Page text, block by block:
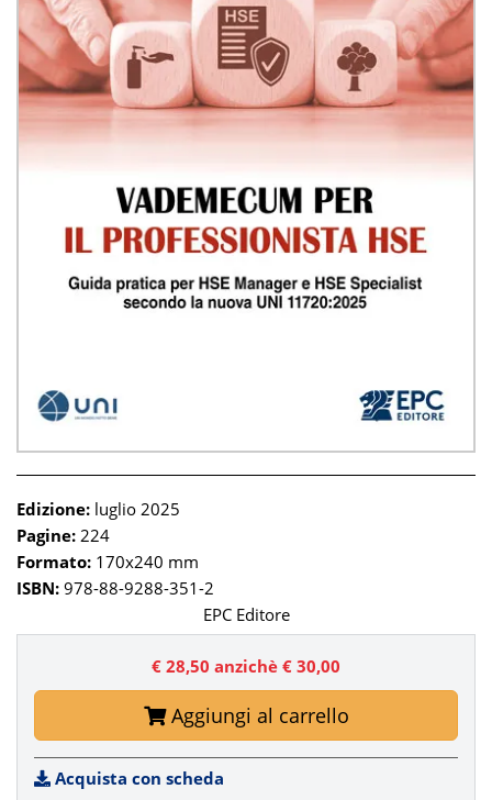
Edizione: luglio 2025
Pagine: 224
Formato: 170x240 mm
ISBN: 978-88-9288-351-2
EPC Editore
€ 28,50 anzichè € 30,00
Aggiungi al carrello
Acquista con scheda